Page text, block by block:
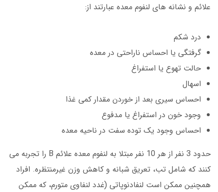
علائم و نشانه های لنفوم معده عبارتند از:
درد شکم
گرفتگی یا احساس ناراحتی در معده
حالت تهوع یا استفراغ
اسهال
احساس سیری بعد از خوردن مقدار کمی غذا
وجود خون در استفراغ یا مدفوع
احساس وجود یک توده سفت در ناحیه معده
حدود 3 نفر از هر 10 نفر مبتلا به لنفوم معده علائم B را تجربه می
کنند که شامل تب، تعریق شبانه و کاهش وزن غیرمنتظره. افراد
همچنین ممکن است لنفادنوپاتی (غدد لنفاوی متورم، که ممکن